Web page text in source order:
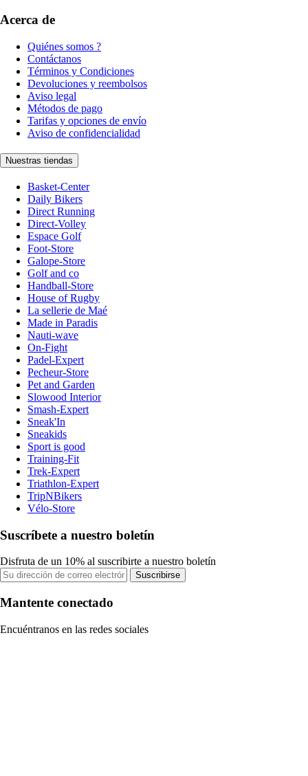
Acerca de
Quiénes somos ?
Contáctanos
Términos y Condiciones
Devoluciones y reembolsos
Aviso legal
Métodos de pago
Tarifas y opciones de envío
Aviso de confidencialidad
Nuestras tiendas
Basket-Center
Daily Bikers
Direct Running
Direct-Volley
Espace Golf
Foot-Store
Galope-Store
Golf and co
Handball-Store
House of Rugby
La sellerie de Maé
Made in Paradis
Nauti-wave
On-Fight
Padel-Expert
Pecheur-Store
Pet and Garden
Slowood Interior
Smash-Expert
Sneak'In
Sneakids
Sport is good
Training-Fit
Trek-Expert
Triathlon-Expert
TripNBikers
Vélo-Store
Suscríbete a nuestro boletín
Disfruta de un 10% al suscribirte a nuestro boletín
Suscribirse
Mantente conectado
Encuéntranos en las redes sociales